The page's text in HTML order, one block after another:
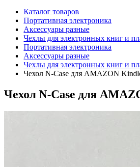
Каталог товаров
Портативная электроника
Аксессуары разные
Чехлы для электронных книг и
Портативная электроника
Аксессуары разные
Чехлы для электронных книг и
Чехол N-Case для AMAZON
Чехол N-Case для